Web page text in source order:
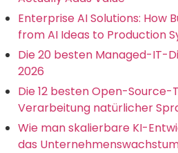
Enterprise AI Solutions: How
from AI Ideas to Production
Die 20 besten Managed-IT-
2026
Die 12 besten Open-Source-
Verarbeitung natürlicher
Wie man skalierbare KI-
das